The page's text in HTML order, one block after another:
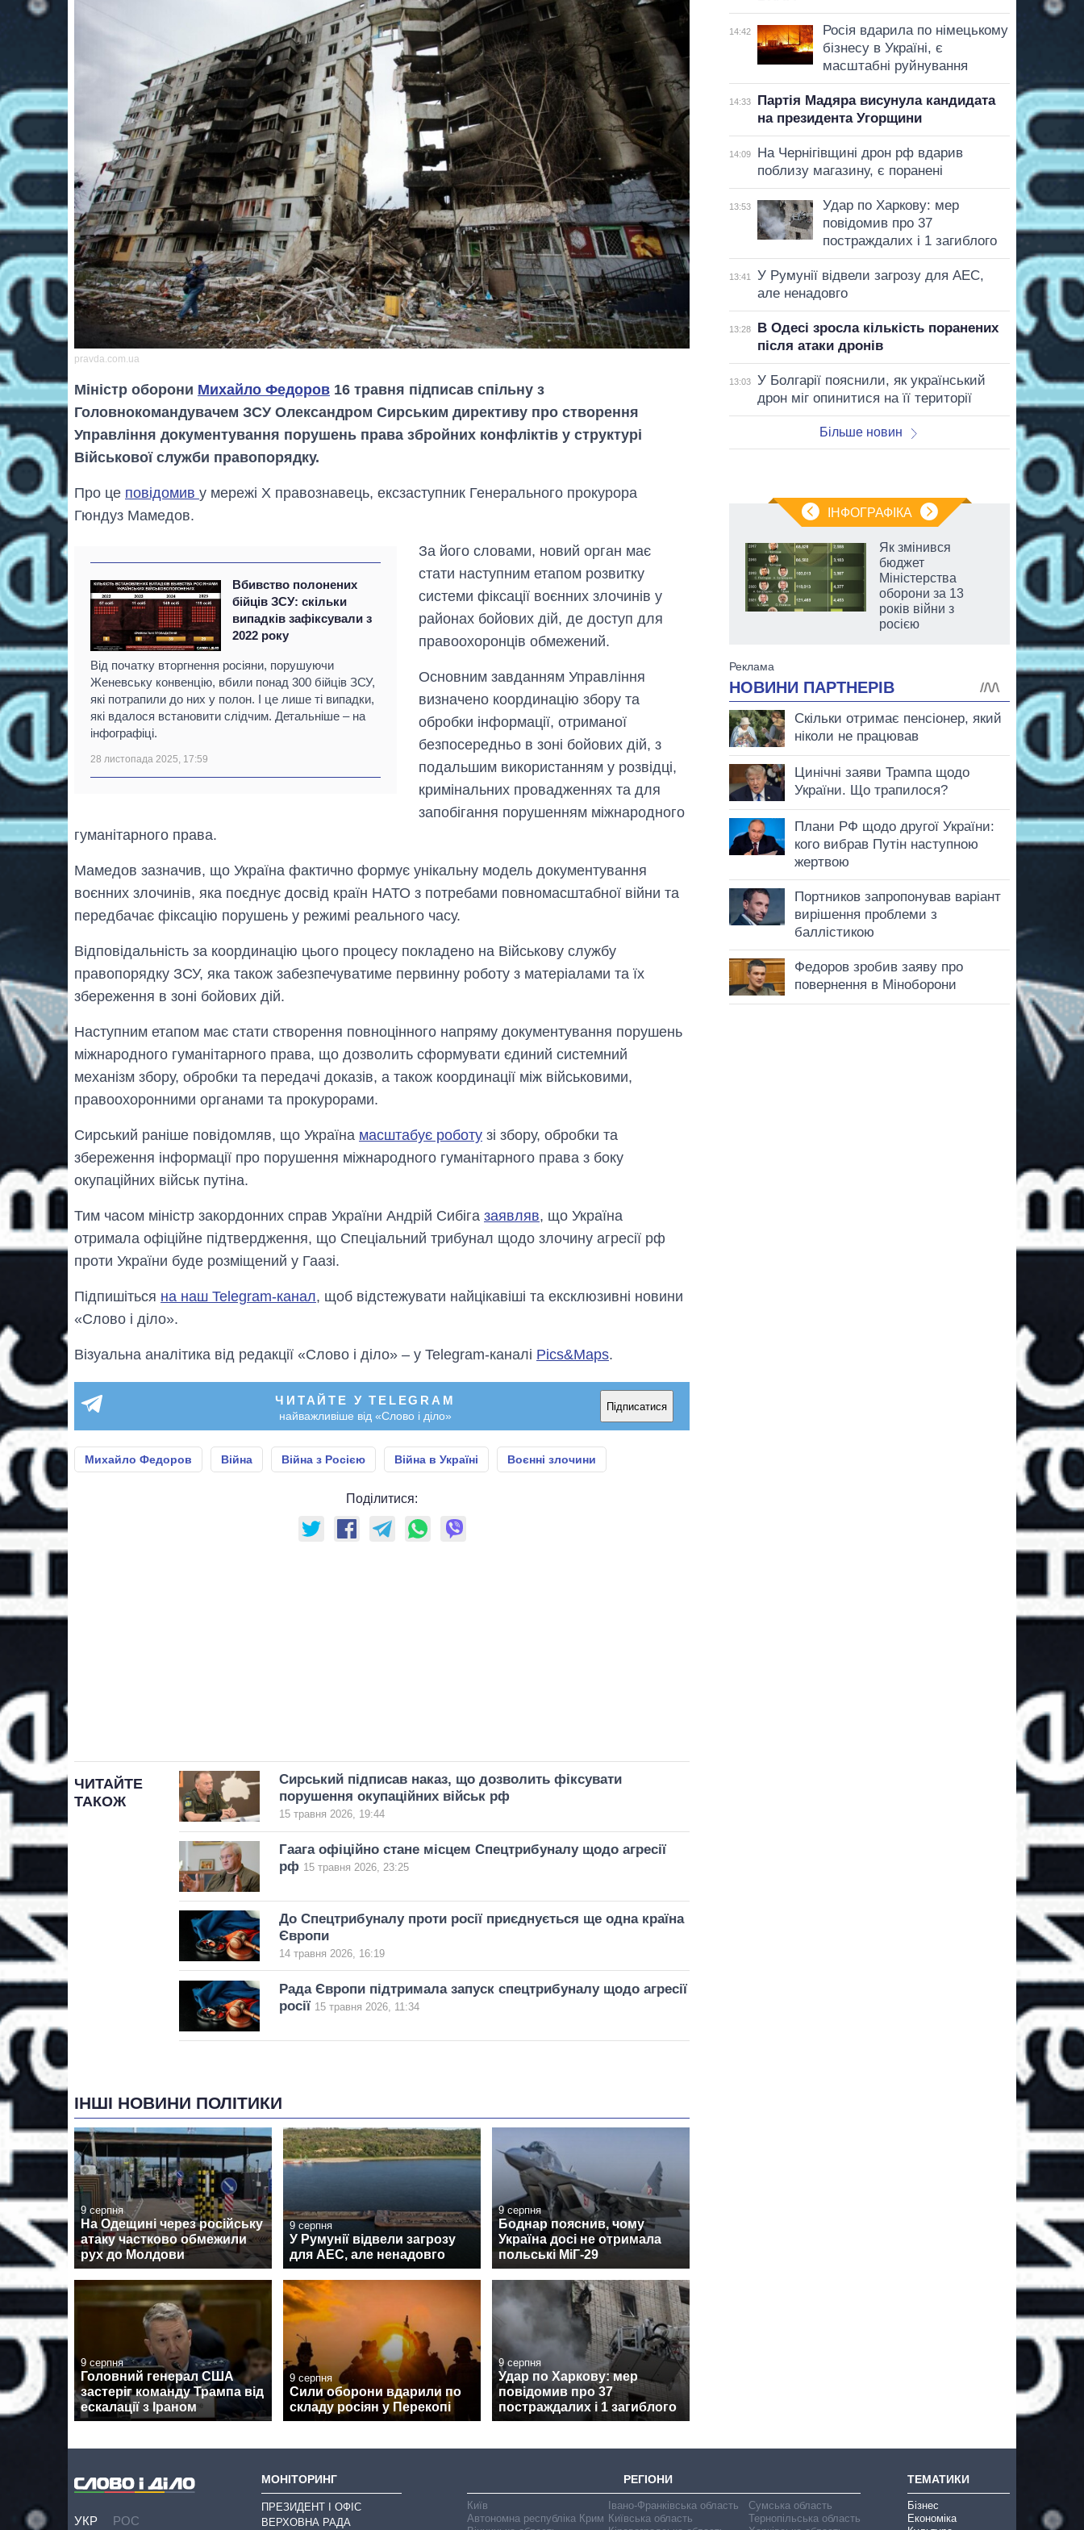
pravda.com.ua
Міністр оборони Михайло Федоров 16 травня підписав спільну з
Головнокомандувачем ЗСУ Олександром Сирським директиву про створення
Управління документування порушень права збройних конфліктів у структурі
Військової служби правопорядку.
Про це повідомив у мережі Х правознавець, ексзаступник Генерального прокурора
Гюндуз Мамедов.
Вбивство полонених
бійців ЗСУ: скільки
випадків зафіксували з
2022 року
Від початку вторгнення росіяни, порушуючи
Женевську конвенцію, вбили понад 300 бійців ЗСУ,
які потрапили до них у полон. І це лише ті випадки,
які вдалося встановити слідчим. Детальніше – на
інфографіці.
28 листопада 2025, 17:59
За його словами, новий орган має
стати наступним етапом розвитку
системи фіксації воєнних злочинів у
районах бойових дій, де доступ для
правоохоронців обмежений.
Основним завданням Управління
визначено координацію збору та
обробки інформації, отриманої
безпосередньо в зоні бойових дій, з
подальшим використанням у розвідці,
кримінальних провадженнях та для
запобігання порушенням міжнародного
гуманітарного права.
Мамедов зазначив, що Україна фактично формує унікальну модель документування
воєнних злочинів, яка поєднує досвід країн НАТО з потребами повномасштабної війни та
передбачає фіксацію порушень у режимі реального часу.
Відповідальність за координацію цього процесу покладено на Військову службу
правопорядку ЗСУ, яка також забезпечуватиме первинну роботу з матеріалами та їх
збереження в зоні бойових дій.
Наступним етапом має стати створення повноцінного напряму документування порушень
міжнародного гуманітарного права, що дозволить сформувати єдиний системний
механізм збору, обробки та передачі доказів, а також координації між військовими,
правоохоронними органами та прокурорами.
Сирський раніше повідомляв, що Україна масштабує роботу зі збору, обробки та
збереження інформації про порушення міжнародного гуманітарного права з боку
окупаційних військ путіна.
Тим часом міністр закордонних справ України Андрій Сибіга заявляв, що Україна
отримала офіційне підтвердження, що Спеціальний трибунал щодо злочину агресії рф
проти України буде розміщений у Гаазі.
Підпишіться на наш Telegram-канал, щоб відстежувати найцікавіші та ексклюзивні новини
«Слово і діло».
Візуальна аналітика від редакції «Слово і діло» – у Telegram-каналі Pics&Maps.
ЧИТАЙТЕ У TELEGRAM
найважливіше від «Слово і діло»
Підписатися
Михайло Федоров Війна Війна з Росією Війна в Україні Воєнні злочини
Поділитися:
ЧИТАЙТЕ
ТАКОЖ
Сирський підписав наказ, що дозволить фіксувати
порушення окупаційних військ рф
15 травня 2026, 19:44
Гаага офіційно стане місцем Спецтрибуналу щодо агресії
рф 15 травня 2026, 23:25
До Спецтрибуналу проти росії приєднується ще одна країна
Європи
14 травня 2026, 16:19
Рада Європи підтримала запуск спецтрибуналу щодо агресії
росії 15 травня 2026, 11:34
ІНШІ НОВИНИ ПОЛІТИКИ
9 серпня
На Одещині через російську
атаку частково обмежили
рух до Молдови
9 серпня
У Румунії відвели загрозу
для АЕС, але ненадовго
9 серпня
Боднар пояснив, чому
Україна досі не отримала
польські МіГ-29
9 серпня
Головний генерал США
застеріг команду Трампа від
ескалації з Іраном
9 серпня
Сили оборони вдарили по
складу росіян у Перекопі
9 серпня
Удар по Харкову: мер
повідомив про 37
постраждалих і 1 загиблого
14:42
Росія вдарила по німецькому
бізнесу в Україні, є
масштабні руйнування
14:33
Партія Мадяра висунула кандидата
на президента Угорщини
14:09
На Чернігівщині дрон рф вдарив
поблизу магазину, є поранені
13:53
Удар по Харкову: мер
повідомив про 37
постраждалих і 1 загиблого
13:41
У Румунії відвели загрозу для АЕС,
але ненадовго
13:28
В Одесі зросла кількість поранених
після атаки дронів
13:03
У Болгарії пояснили, як український
дрон міг опинитися на її території
Більше новин
ІНФОГРАФІКА
Від 1 місяця – до 5
довго обіймав
посаду керівника
Як змінився
бюджет
Міністерства
оборони за 13
років війни з
росією
УКР РОС
МОНІТОРИНГ
ПРЕЗИДЕНТ І ОФІС
ВЕРХОВНА РАДА
РЕГІОНИ
Київ
Автономна республіка Крим
Івано-Франківська область
Київська область
Сумська область
Тернопільська область
ТЕМАТИКИ
Бізнес
Економіка